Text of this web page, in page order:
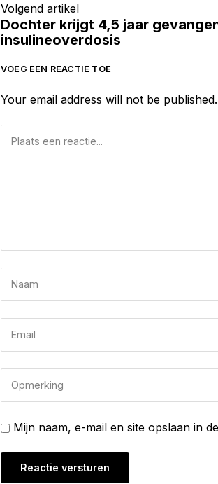
Volgend artikel
Dochter krijgt 4,5 jaar
insulineoverdosis
VOEG EEN REACTIE TOE
Your email address will not be published.
Mijn naam, e-mail en site opslaan in